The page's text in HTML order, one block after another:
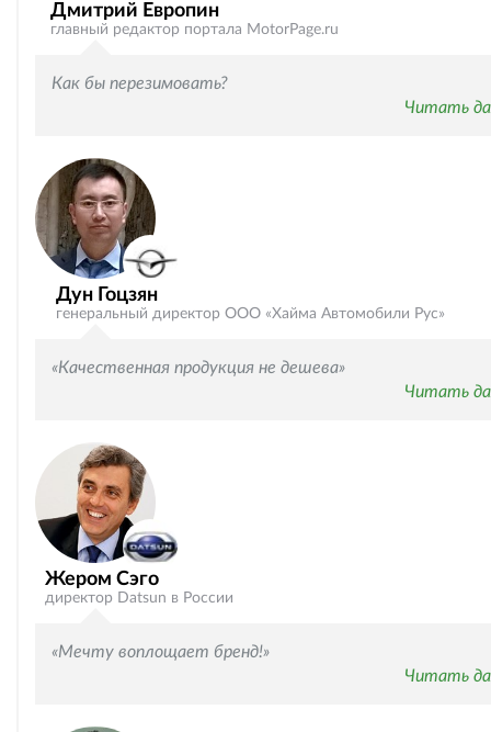
Дмитрий Европин
главный редактор портала MotorPage.ru
Как бы перезимовать?
Читать
Дун Гоцзян
генеральный директор ООО «Хайма Автомобили Рус»
«Качественная продукция не дешева»
Читать
Жером Сэго
директор Datsun в России
«Мечту воплощает бренд!»
Читать